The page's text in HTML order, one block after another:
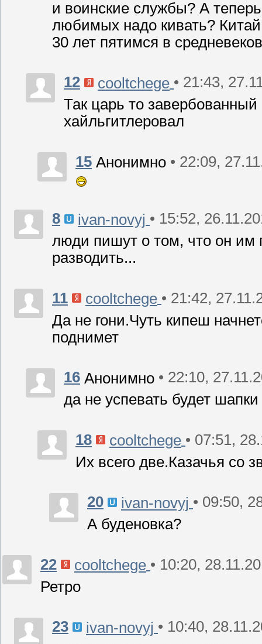
и воинские службы? А
любимых надо кивать?
30 лет пятимся в
12 cooltchege • 21:43,
Так царь то
хайльгитлеровал
15 Анонимно • 22:09,
8 ivan-novyj • 15:52,
люди пишут о том, что он им
разводить...
11 cooltchege • 21:42,
Да не гони.Чуть кипеш
поднимет
16 Анонимно • 22:10,
да не успевать будет
18 cooltchege • 07:51,
Их всего две.Казачья со
20 ivan-novyj • 09:50,
А буденовка?
22 cooltchege • 10:20,
Ретро
23 ivan-novyj • 10:40,